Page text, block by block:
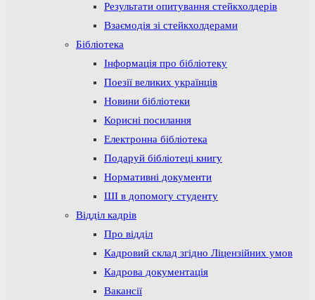
Результати опитування стейкхолдерів
Взаємодія зі стейкхолдерами
Бібліотека
Інформація про бібліотеку
Поезії великих українців
Новини бібліотеки
Корисні посилання
Електронна бібліотека
Подаруй бібліотеці книгу
Нормативні документи
ШІ в допомогу студенту
Відділ кадрів
Про відділ
Кадровий склад згідно Ліцензійних умов
Кадрова документація
Вакансії